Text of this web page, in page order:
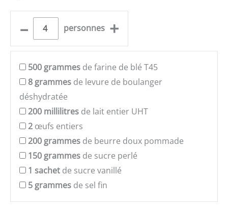
– personnes +
500 grammes de farine de blé T45
8 grammes de levure de boulanger
déshydratée
200 millilitres de lait entier UHT
2 œufs entiers
200 grammes de beurre doux pommade
150 grammes de sucre perlé
1 sachet de sucre vanillé
5 grammes de sel fin